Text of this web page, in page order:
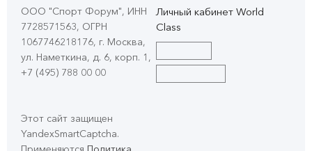
ООО "Спорт Форум", ИНН
7728571563, ОГРН
1067746218176, г. Москва,
ул. Наметкина, д. 6, корп. 1 ,
+7 (495) 788 00 00
Этот сайт защищен
YandexSmartCaptcha.
Личный кабинет World
Class